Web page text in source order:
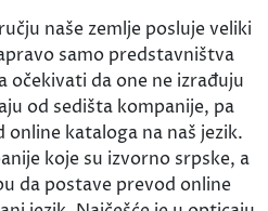
naše zemlje posluje veliki
samo predstavništva
očekivati da one ne izrađuju
od sedišta kompanije, pa
kataloga na naš jezik.
koje su izvorno srpske, a
da postave prevod online